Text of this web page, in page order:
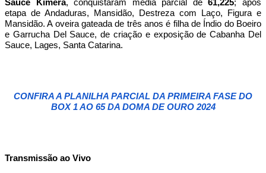
Sauce Kimera, conquistaram média parcial de61,225; após
etapa de Andaduras, Mansidão, Destreza com Laço, Figura e
Mansidão. A oveira gateada de três anos é filha de Índio do Boeiro
e Garrucha Del Sauce, de criação e exposição de Cabanha Del
Sauce, Lages, Santa Catarina.
CONFIRA A PLANILHA PARCIAL DA PRIMEIRA FASE DO
BOX 1 AO 65 DA DOMA DE OURO 2024
Transmissão ao Vivo